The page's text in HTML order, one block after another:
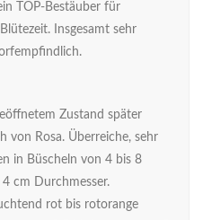
TOP-Bestäuber für
Insgesamt sehr
Zustand später
von Rosa. Überreiche, sehr
in Büscheln von 4 bis 8
cm Durchmesser.
rot bis rotorange